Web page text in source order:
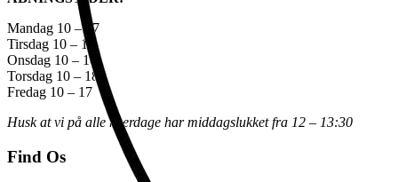
Mandag 10 – 17
Tirsdag 10 – 18
Onsdag 10 – 18
Torsdag 10 – 18
Fredag 10 – 17
Husk at vi på alle hverdage har middagslukket fra 12 – 13:30
Find Os